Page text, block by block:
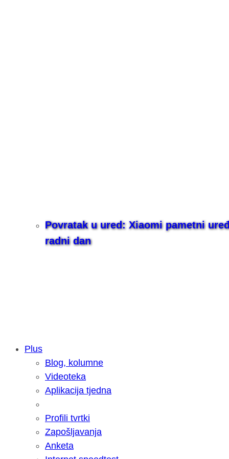
Povratak u ured: Xiaomi pametni
radni dan
Samsung otkrio kako je nastajala
razvoja donijelo tanje i izdržljivije
Plus
Blog, kolumne
Videoteka
Aplikacija tjedna
Profili tvrtki
Zapošljavanja
Anketa